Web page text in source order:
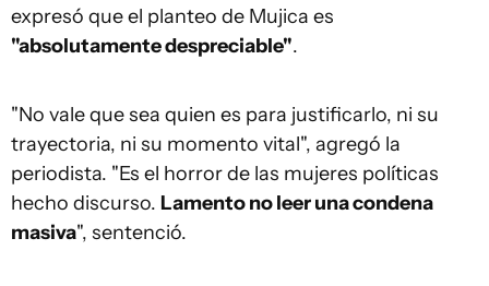
expresó que el planteo de Mujica es
"absolutamente despreciable".
"No vale que sea quien es para justificarlo, ni su
trayectoria, ni su momento vital", agregó la
periodista. "Es el horror de las mujeres políticas
hecho discurso. Lamento no leer una condena
masiva", sentenció.